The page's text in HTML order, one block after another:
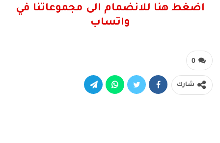
اضغط هنا للانضمام الى مجموعاتنا في
واتساب
0
شارك